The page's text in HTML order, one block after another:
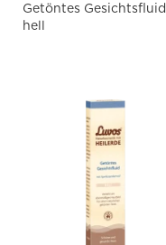
Getöntes Gesichtsfluid
hell